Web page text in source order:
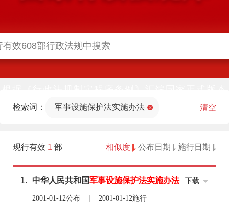
法部官网)同步公布
检索词： 军事设施保护法实施办法 清空
现行有效 1 部 相似度 公布日期 施行日期
1. 中华人民共和国军事设施保护法实施办法
2001-01-12公布 2001-01-12施行
下载